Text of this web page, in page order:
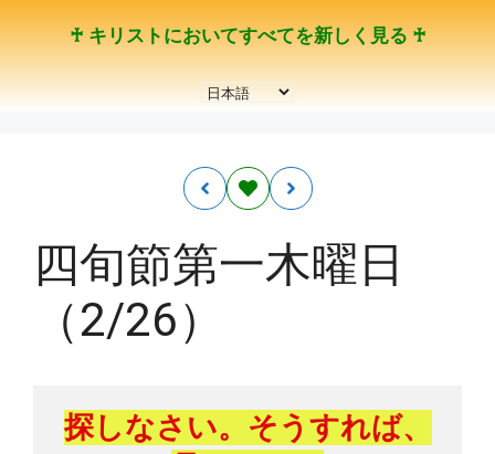
コ
ン
テ
ン
♰ キリストにおいてすべてを新しく見る ♰
言
選
択
四旬節第一木曜日
（2/26）
探しなさい。そうすれば、